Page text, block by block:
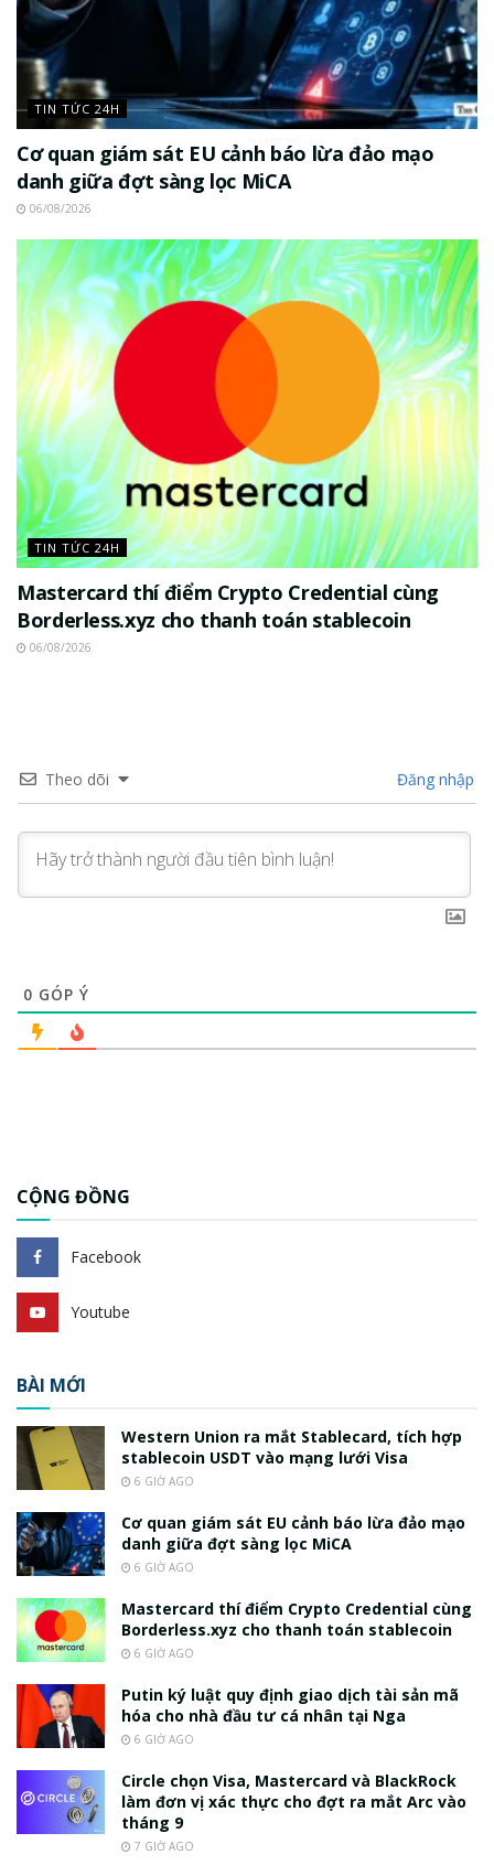
TIN TỨC 24H
Cơ quan giám sát EU cảnh báo lừa đảo mạo
danh giữa đợt sàng lọc MiCA
06/08/2026
TIN TỨC 24H
Mastercard thí điểm Crypto Credential cùng
Borderless.xyz cho thanh toán stablecoin
06/08/2026
Theo dõi Đăng nhập
0 GÓP Ý
CỘNG ĐỒNG
Facebook
Youtube
BÀI MỚI
Western Union ra mắt Stablecard, tích hợp
stablecoin USDT vào mạng lưới Visa
6 GIỜ AGO
Cơ quan giám sát EU cảnh báo lừa đảo mạo
danh giữa đợt sàng lọc MiCA
6 GIỜ AGO
Mastercard thí điểm Crypto Credential cùng
Borderless.xyz cho thanh toán stablecoin
6 GIỜ AGO
Putin ký luật quy định giao dịch tài sản mã
hóa cho nhà đầu tư cá nhân tại Nga
6 GIỜ AGO
Circle chọn Visa, Mastercard và BlackRock
làm đơn vị xác thực cho đợt ra mắt Arc vào
tháng 9
7 GIỜ AGO